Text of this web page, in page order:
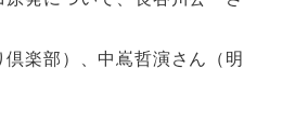
楽部）、中嶌哲演さん（明